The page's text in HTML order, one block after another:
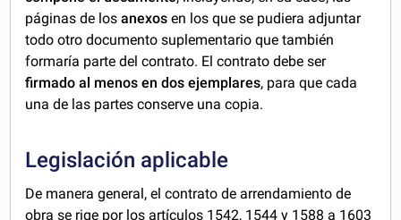
páginas de losanexos en los que se pudiera adjuntar
todo otro documento suplementario que también
formaría parte del contrato. El contrato debe ser
firmado al menos en dos ejemplares, para que cada
una de las partes conserve una copia.
Legislación aplicable
De manera general, el contrato de arrendamiento de
obra se rige por los artículos 1542, 1544 y 1588 a 1603